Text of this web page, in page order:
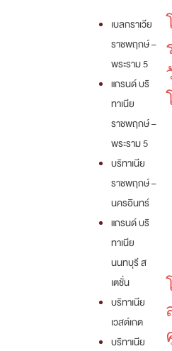
เบลกราเวีย
ราชพฤกษ์ –
พระราม 5
แกรนด์ บริ
ทาเนีย
ราชพฤกษ์ –
พระราม 5
บริทาเนีย
ราชพฤกษ์ –
นครอินทร์
แกรนด์ บริ
ทาเนีย
นนทบุรี ส
เตชั่น
บริทาเนีย
เวสต์เกต
บริทาเนีย